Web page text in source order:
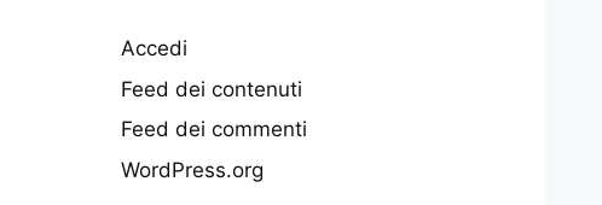
Accedi
Feed dei contenuti
Feed dei commenti
WordPress.org